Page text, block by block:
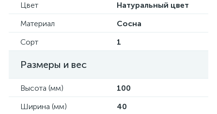
Цвет
Натуральный цвет
Материал
Сосна
Сорт
1
Размеры и вес
Высота (мм)
100
Ширина (мм)
40